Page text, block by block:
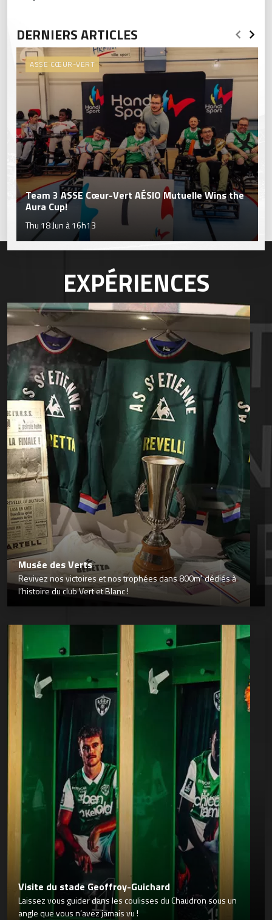
DERNIERS ARTICLES
ASSE CŒUR-VERT
Team 3 ASSE Cœur-Vert AÉSIO Mutuelle Wins the
Aura Cup!
Thu 18 Jun à 16h13
EXPÉRIENCES
Musée des Verts
Revivez nos victoires et nos trophées dans 800m² dédiés à
l’histoire du club Vert et Blanc !
Visite du stade Geoffroy-Guichard
Laissez vous guider dans les coulisses du Chaudron sous un
angle que vous n’avez jamais vu !